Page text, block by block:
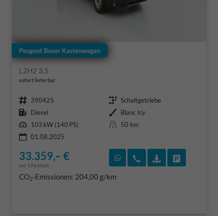
Peugeot Boxer Kastenwagen
L2H2 3.5
sofort lieferbar
Fahrzeugnr. 390425 Getriebe Schaltgetriebe
Kraftstoff Diesel Außenfarbe Blanc Icy
Leistung 103 kW (140 PS) Kilometerstand
50 km
01.08.2025
33.359,– €
incl. 19% MwSt.
Rückruf vereinbaren
Wir rufen Sie an
CO2-Emissionen: 204,00 g/km